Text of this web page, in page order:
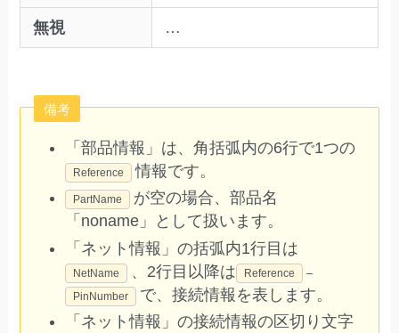
無視 …
備考
「部品情報」は、角括弧内の6行で1つの
Reference 情報です。
PartName
が空の場合、部品名
「noname」として扱います。
「ネット情報」の括弧内1行目は
NetName 、2行目以降は Reference –
PinNumber
で、接続情報を表します。
「ネット情報」の接続情報の区切り文字